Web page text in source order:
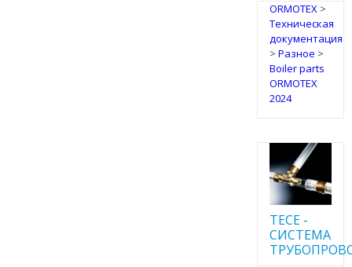
ORMOTEX>
Техническая
документация
> Разное >
Boiler parts
ORMOTEX
2024
TECE -
CИСТЕМА